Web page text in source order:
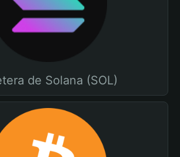
de Solana (SOL)